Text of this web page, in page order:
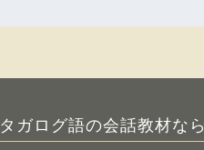
タガログ語の会話教材なら